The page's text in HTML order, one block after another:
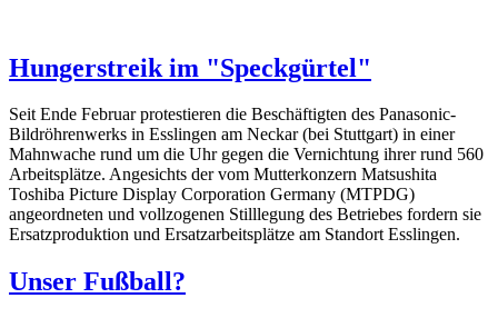
Hungerstreik im "Speckgürtel"
Seit Ende Februar protestieren die Beschäftigten des Panasonic-
Bildröhrenwerks in Esslingen am Neckar (bei Stuttgart) in einer
Mahnwache rund um die Uhr gegen die Vernichtung ihrer rund 560
Arbeitsplätze. Angesichts der vom Mutterkonzern Matsushita
Toshiba Picture Display Corporation Germany (MTPDG)
angeordneten und vollzogenen Stilllegung des Betriebes fordern sie
Ersatzproduktion und Ersatzarbeitsplätze am Standort Esslingen.
Unser Fußball?